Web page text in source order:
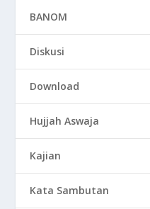
BANOM
Diskusi
Download
Hujjah Aswaja
Kajian
Kata Sambutan